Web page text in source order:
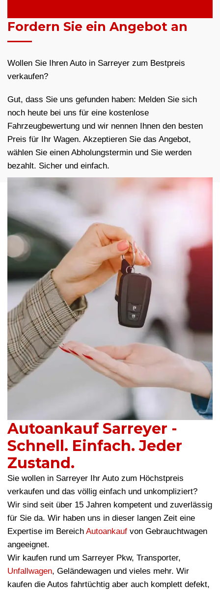
Fordern Sie ein Angebot an
Wollen Sie Ihren Auto in Sarreyer zum Bestpreis
verkaufen?
Gut, dass Sie uns gefunden haben: Melden Sie sich
noch heute bei uns für eine kostenlose
Fahrzeugbewertung und wir nennen Ihnen den besten
Preis für Ihr Wagen. Akzeptieren Sie das Angebot,
wählen Sie einen Abholungstermin und Sie werden
bezahlt. Sicher und einfach.
Autoankauf Sarreyer -
Schnell. Einfach. Jeder
Zustand.
Sie wollen in Sarreyer Ihr Auto zum Höchstpreis
verkaufen und das völlig einfach und unkompliziert?
Wir sind seit über 15 Jahren kompetent und zuverlässig
für Sie da. Wir haben uns in dieser langen Zeit eine
Expertise im Bereich Autoankauf von Gebrauchtwagen
angeeignet.
Wir kaufen rund um Sarreyer Pkw, Transporter,
Unfallwagen, Geländewagen und vieles mehr. Wir
kaufen die Autos fahrtüchtig aber auch komplett defekt,